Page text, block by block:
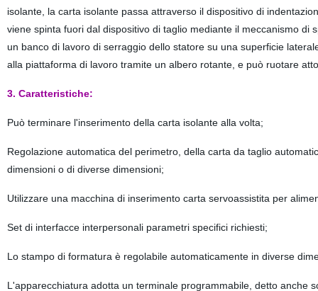
isolante, la carta isolante passa attraverso il dispositivo di
viene spinta fuori dal dispositivo di taglio mediante il meccanismo
un banco di lavoro di serraggio dello statore su una superficie
alla piattaforma di lavoro tramite un albero rotante, e può ruotare
3. Caratteristiche:
Può terminare l'inserimento della carta isolante alla volta;
Regolazione automatica del perimetro, della carta da taglio
dimensioni o di diverse dimensioni;
Utilizzare una macchina di inserimento carta servoassistita per
Set di interfacce interpersonali parametri specifici richiesti;
Lo stampo di formatura è regolabile automaticamente in diverse
L'apparecchiatura adotta un terminale programmabile, detto anche